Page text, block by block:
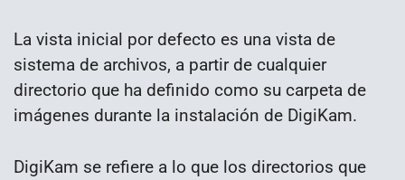
La vista inicial por defecto es una vista de
sistema de archivos, a partir de cualquier
directorio que ha definido como su carpeta de
imágenes durante la instalación de DigiKam.
DigiKam se refiere a lo que los directorios que